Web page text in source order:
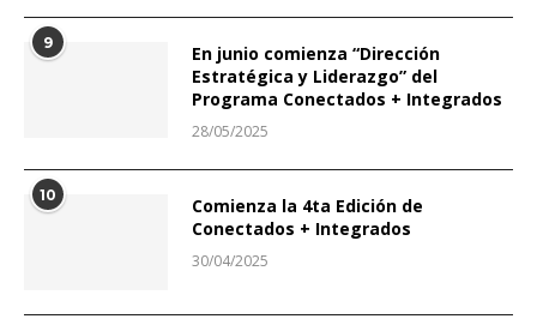
9
En junio comienza “Dirección
Estratégica y Liderazgo” del
Programa Conectados + Integrados
28/05/2025
10
Comienza la 4ta Edición de
Conectados + Integrados
30/04/2025